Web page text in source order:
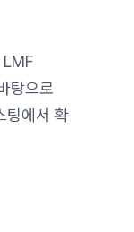
LMF
탕으로
팅에서 확